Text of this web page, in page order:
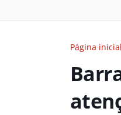
Página inicial